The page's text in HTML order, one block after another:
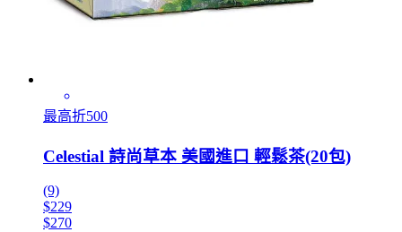
最高折500
Celestial 詩尚草本 美國進口 輕鬆茶(20包)
(9)
$229
$270